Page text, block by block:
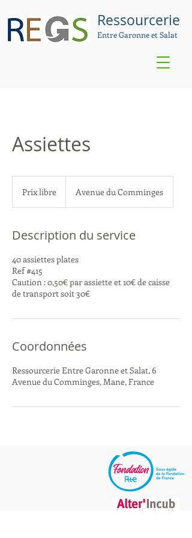
Ressourcerie
Entre Garonne et Salat
Assiettes
Prix libre Avenue du Comminges
Description du service
40 assiettes plates
Ref #415
Caution : 0,50€ par assiette et 10€ de caisse
de transport soit 30€
Coordonnées
Ressourcerie Entre Garonne et Salat, 6
Avenue du Comminges, Mane, France